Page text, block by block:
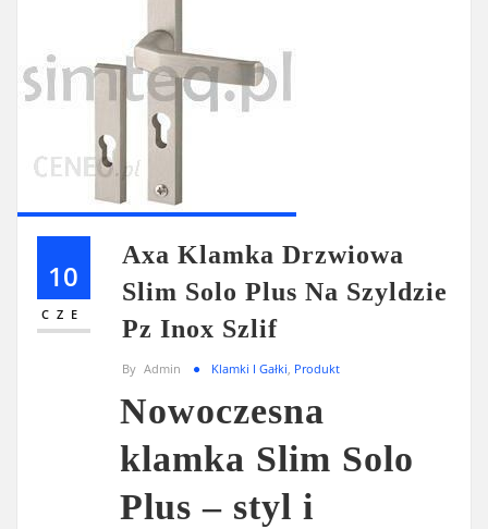
10
CZE
Axa Klamka Drzwiowa
Slim Solo Plus Na Szyldzie
Pz Inox Szlif
By Admin Klamki I Gałki, Produkt
Nowoczesna
klamka Slim Solo
Plus – styl i